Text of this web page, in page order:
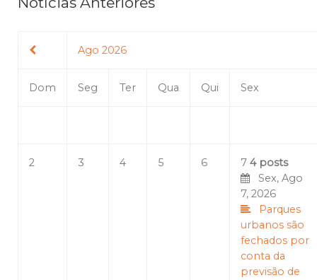
Ago 2026
Dom Seg Ter Qua Qui Sex
2 3 4 5 6 7 4 posts
Sex, Ago
7, 2026
Parques
urbanos são
fechados por
conta da
previsão de